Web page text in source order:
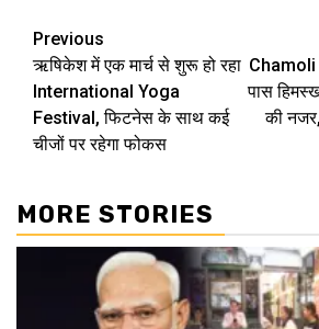
Continue
Reading
Previous
ऋषिकेश में एक मार्च से शुरू हो रहा
International Yoga
Festival, फिटनेस के साथ कई
चीजों पर रहेगा फोकस
Chamoli
पास
की
MORE STORIES